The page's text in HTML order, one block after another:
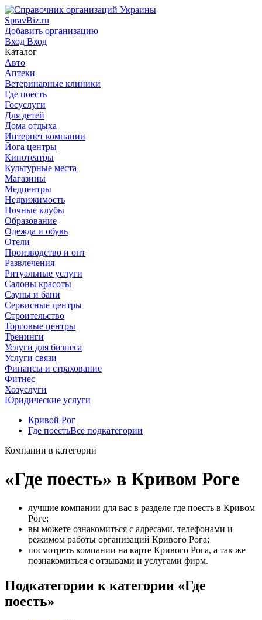
SpravBiz.ru
Добавить организацию
Вход Вход
Каталог
Авто
Аптеки
Ветеринарные клиники
Где поесть
Госуслуги
Для детей
Дома отдыха
Интернет компании
Йога центры
Кинотеатры
Культурные места
Магазины
Медцентры
Недвижимость
Ночные клубы
Образование
Одежда и обувь
Отели
Производство и опт
Развлечения
Ритуальные услуги
Салоны красоты
Сауны и бани
Сервисные центры
Строительство
Торговые центры
Тренинги
Услуги для бизнеса
Услуги связи
Финансы и страхование
Фитнес
Хозуслуги
Юридические услуги
Кривой Рог
Где поестьВсе подкатегории
Компании в категории
«Где поесть» в Кривом Роге
лучшие компании для вас в разделе где поесть в Кривом
Роге;
вы можете ознакомиться с адресами, телефонами и
режимом работы организаций Кривого Рога;
посмотреть компании на карте Кривого Рога, а так же
познакомиться с отзывами и услугами фирм.
Подкатегории к категории «Где
поесть»